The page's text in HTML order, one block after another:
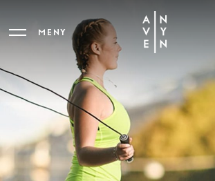
MENY